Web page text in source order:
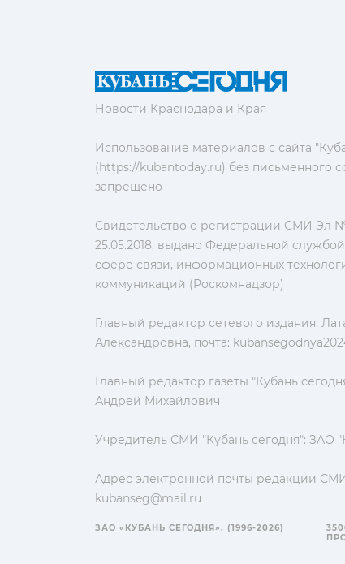
Новости Краснодара и Края
Использование материалов с сайта
(https://kubantoday.ru) без письменного
запрещено
Свидетельство о регистрации СМИ Эл
25.05.2018, выдано Федеральной
сфере связи, информационных
коммуникаций (Роскомнадзор)
Главный редактор сетевого издания:
Александровна, почта:
Главный редактор газеты "Кубань
Андрей Михайлович
Учредитель СМИ "Кубань сегодня": ЗАО
Адрес электронной почты редакции
kubanseg@mail.ru
ЗАО «КУБАНЬ СЕГОДНЯ». (1996-2026)